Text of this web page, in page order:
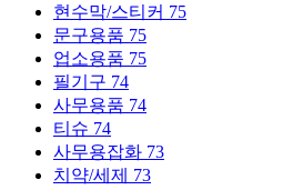
현수막/스티커 75
문구용품 75
업소용품 75
필기구 74
사무용품 74
티슈 74
사무용잡화 73
치약/세제 73